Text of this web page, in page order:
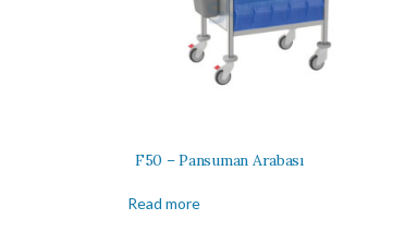
F50 – Pansuman Arabası
Read more